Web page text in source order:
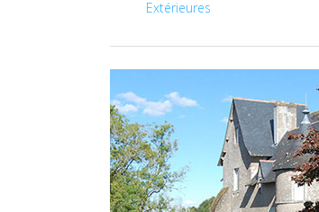
Extérieures